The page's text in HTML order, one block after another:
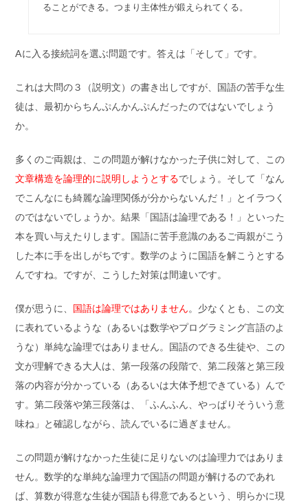
ることができる。つまり主体性が鍛えられてくる。
Aに入る接続詞を選ぶ問題です。答えは「そして」です。
これは大問の３（説明文）の書き出しですが、国語の苦手な生
徒は、最初からちんぷんかんぷんだったのではないでしょう
か。
多くのご両親は、この問題が解けなかった子供に対して、この
文章構造を論理的に説明しようとするでしょう。そして「なん
でこんなにも綺麗な論理関係が分からないんだ！」とイラつく
のではないでしょうか。結果「国語は論理である！」といった
本を買い与えたりします。国語に苦手意識のあるご両親がこう
した本に手を出しがちです。数学のように国語を解こうとする
んですね。ですが、こうした対策は間違いです。
僕が思うに、 国語は論理ではありません。少なくとも、この文
に表れているような（あるいは数学やプログラミング言語のよ
うな）単純な論理ではありません。国語のできる生徒や、この
文が理解できる大人は、第一段落の段階で、第二段落と第三段
落の内容が分かっている（あるいは大体予想できている）んで
す。第二段落や第三段落は、「ふんふん、やっぱりそういう意
味ね」と確認しながら、読んでいるに過ぎません。
この問題が解けなかった生徒に足りないのは論理力ではありま
せん。数学的な単純な論理力で国語の問題が解けるのであれ
ば、算数が得意な生徒が国語も得意であるという、明らかに現